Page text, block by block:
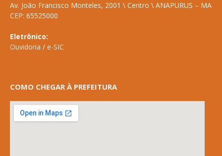
Av. João Francisco Monteles, 2001 \ Centro \ ANAPURUS – MA
CEP: 65525000
Eletrônico:
Ouvidoria / e-SIC
COMO CHEGAR À PREFEITURA